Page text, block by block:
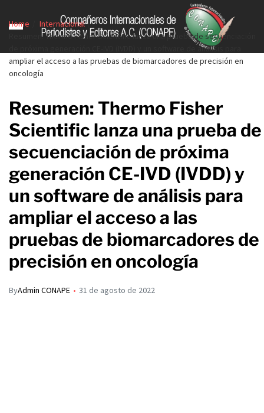
Home
Internacional
Resumen: Thermo Fisher Scientific lanza una prueba de secuenciación
de próxima generación CE-IVD (IVDD) y un software de análisis para
ampliar el acceso a las pruebas de biomarcadores de precisión en
oncología
Resumen: Thermo Fisher
Scientific lanza una prueba de
secuenciación de próxima
generación CE-IVD (IVDD) y
un software de análisis para
ampliar el acceso a las
pruebas de biomarcadores de
precisión en oncología
ByAdmin CONAPE 31 de agosto de 2022